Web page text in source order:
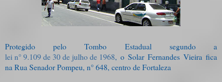
Protegido pelo Tombo Estadual segundo a
lei n° 9.109 de 30 de julho de 1968, o Solar Fernandes Vieira fica
na Rua Senador Pompeu, n° 648, centro de Fortaleza